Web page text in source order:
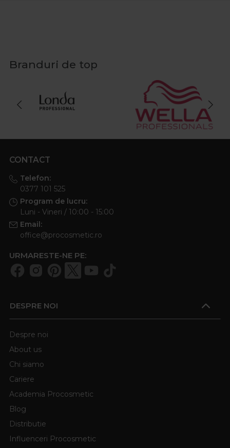
Branduri de top
CONTACT
Telefon:
0377 101 525
Program de lucru:
Luni - Vineri / 10:00 - 15:00
Email:
office@procosmetic.ro
URMARESTE-NE PE:
DESPRE NOI
Despre noi
About us
Chi siamo
Cariere
Academia Procosmetic
Blog
Distributie
Influenceri Procosmetic